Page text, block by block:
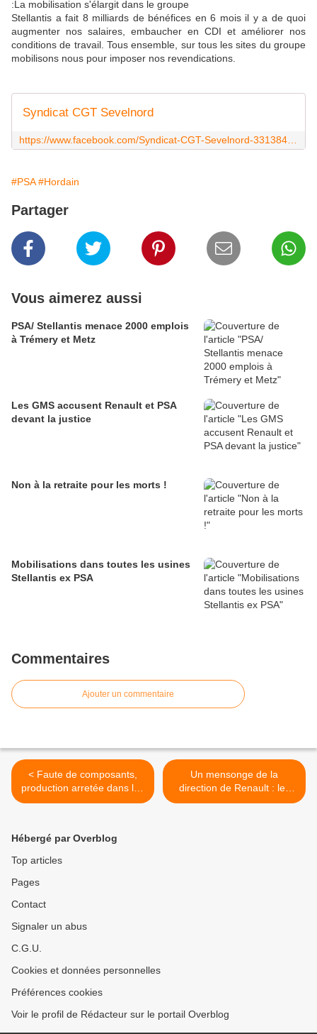
:La mobilisation s'élargit dans le groupe
Stellantis a fait 8 milliards de bénéfices en 6 mois il y a de quoi
augmenter nos salaires, embaucher en CDI et améliorer nos
conditions de travail. Tous ensemble, sur tous les sites du groupe
mobilisons nous pour imposer nos revendications.
Syndicat CGT Sevelnord
#PSA #Hordain
Partager
Vous aimerez aussi
PSA/ Stellantis menace 2000 emplois
à Trémery et Metz
Les GMS accusent Renault et PSA
devant la justice
Non à la retraite pour les morts !
Mobilisations dans toutes les usines
Stellantis ex PSA
Commentaires
Ajouter un commentaire
< Faute de composants,
production arretée dans les
usines Stellantis et Renault
Un mensonge de la
direction de Renault : les
salariés ne toucheront pas
Hébergé par Overblog
Top articles
Pages
Contact
Signaler un abus
C.G.U.
Cookies et données personnelles
Préférences cookies
Voir le profil de Rédacteur sur le portail Overblog